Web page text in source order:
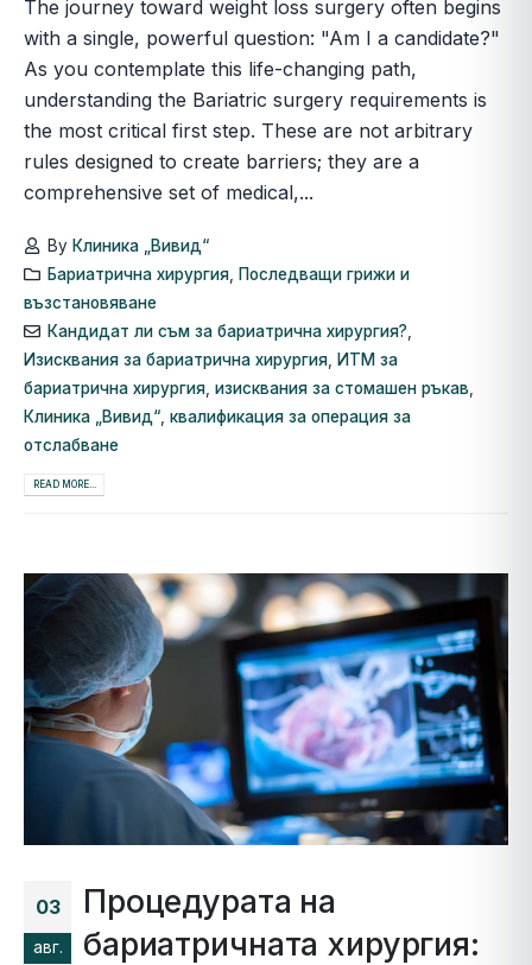
The journey toward weight loss surgery often begins
with a single, powerful question: "Am I a candidate?"
As you contemplate this life-changing path,
understanding the Bariatric surgery requirements is
the most critical first step. These are not arbitrary
rules designed to create barriers; they are a
comprehensive set of medical,...
By Клиника „Вивид“
Бариатрична хирургия, Последващи грижи и
възстановяване
Кандидат ли съм за бариатрична хирургия?,
Изисквания за бариатрична хирургия, ИТМ за
бариатрична хирургия, изисквания за стомашен ръкав,
Клиника „Вивид“, квалификация за операция за
отслабване
READ MORE...
03
авг.
Процедурата на
бариатричната хирургия: